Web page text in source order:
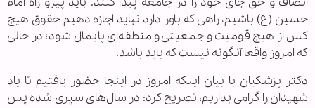
حسین (ع) باشیم، راهی که باور دارد نباید اجازه دهیم حقوق هیچ
کس از هیچ قومیت و جمعیتی و منطقه‌ای پایمال شود؛ در حالی
که امروز واقعا آنگونه نیست که باید باشد.
دکتر پزشکیان با بیان اینکه امروز در اینجا حضور یافتیم تا یاد
شهیدان را گرامی بداریم، تصریح کرد: در سال‌های سپری شده پس